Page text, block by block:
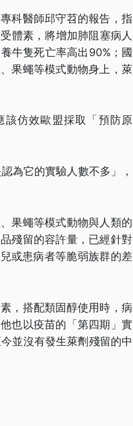
科醫師邱守苕的報告，指
體素，將增加肺阻塞病人
牛隻死亡率高出90%；國
果蠅等模式動物身上，萊
該仿效歐盟採取「預防原
為它的實驗人數不多」，
果蠅等模式動物與人類的
殘留的容許量，已經針對
或患病者等脆弱族群的差
，搭配類固醇使用時，病
也以疫苗的「第四期」實
並沒有發生萊劑殘留的中